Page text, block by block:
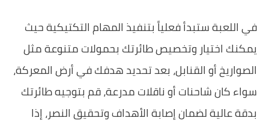
في اللعبة ستبدأ فعلياً بتنفيذ المهام التكتيكية حيث
يمكنك اختيار وتخصيص طائرتك بحمولات متنوعة مثل
الصواريخ أو القنابل، بعد تحديد هدفك في أرض المعركة،
سواء كان شاحنات أو ناقلات مدرعة، قم بتوجيه طائرتك
بدقة عالية لضمان إصابة الأهداف وتحقيق النصر، إذا